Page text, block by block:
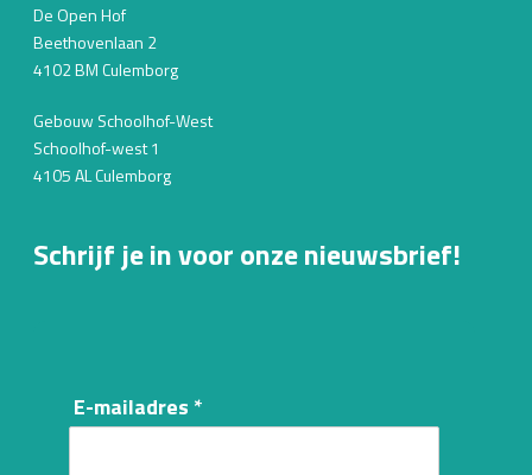
De Open Hof
Beethovenlaan 2
4102 BM Culemborg
Gebouw Schoolhof-West
Schoolhof-west 1
4105 AL Culemborg
Schrijf je in voor onze nieuwsbrief!
E-mailadres *